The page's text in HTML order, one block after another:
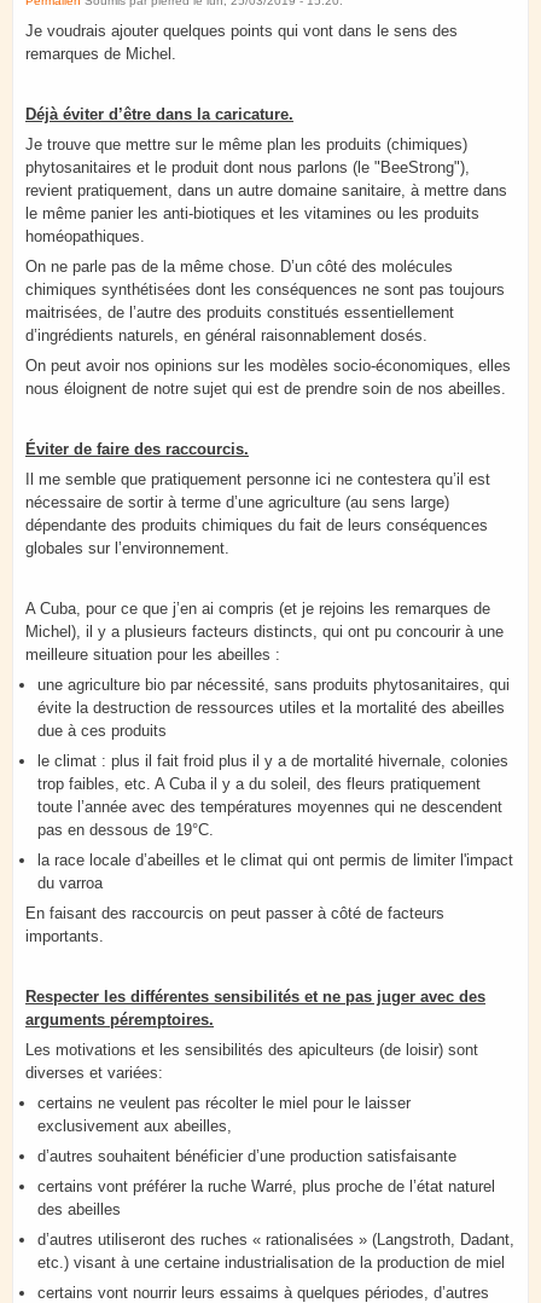
Je voudrais ajouter quelques points qui vont dans le sens des
remarques de Michel.
Déjà éviter d’être dans la caricature.
Je trouve que mettre sur le même plan les produits (chimiques)
phytosanitaires et le produit dont nous parlons (le "BeeStrong"),
revient pratiquement, dans un autre domaine sanitaire, à mettre dans
le même panier les anti-biotiques et les vitamines ou les produits
homéopathiques.
On ne parle pas de la même chose. D’un côté des molécules
chimiques synthétisées dont les conséquences ne sont pas toujours
maitrisées, de l’autre des produits constitués essentiellement
d’ingrédients naturels, en général raisonnablement dosés.
On peut avoir nos opinions sur les modèles socio-économiques, elles
nous éloignent de notre sujet qui est de prendre soin de nos abeilles.
Éviter de faire des raccourcis.
Il me semble que pratiquement personne ici ne contestera qu’il est
nécessaire de sortir à terme d’une agriculture (au sens large)
dépendante des produits chimiques du fait de leurs conséquences
globales sur l’environnement.
A Cuba, pour ce que j’en ai compris (et je rejoins les remarques de
Michel), il y a plusieurs facteurs distincts, qui ont pu concourir à une
meilleure situation pour les abeilles :
une agriculture bio par nécessité, sans produits phytosanitaires, qui
évite la destruction de ressources utiles et la mortalité des abeilles
due à ces produits
le climat : plus il fait froid plus il y a de mortalité hivernale, colonies
trop faibles, etc. A Cuba il y a du soleil, des fleurs pratiquement
toute l’année avec des températures moyennes qui ne descendent
pas en dessous de 19°C.
la race locale d’abeilles et le climat qui ont permis de limiter l'impact
du varroa
En faisant des raccourcis on peut passer à côté de facteurs
importants.
Respecter les différentes sensibilités et ne pas juger avec des
arguments péremptoires.
Les motivations et les sensibilités des apiculteurs (de loisir) sont
diverses et variées:
certains ne veulent pas récolter le miel pour le laisser
exclusivement aux abeilles,
d’autres souhaitent bénéficier d’une production satisfaisante
certains vont préférer la ruche Warré, plus proche de l’état naturel
des abeilles
d’autres utiliseront des ruches « rationalisées » (Langstroth, Dadant,
etc.) visant à une certaine industrialisation de la production de miel
certains vont nourrir leurs essaims à quelques périodes, d’autres